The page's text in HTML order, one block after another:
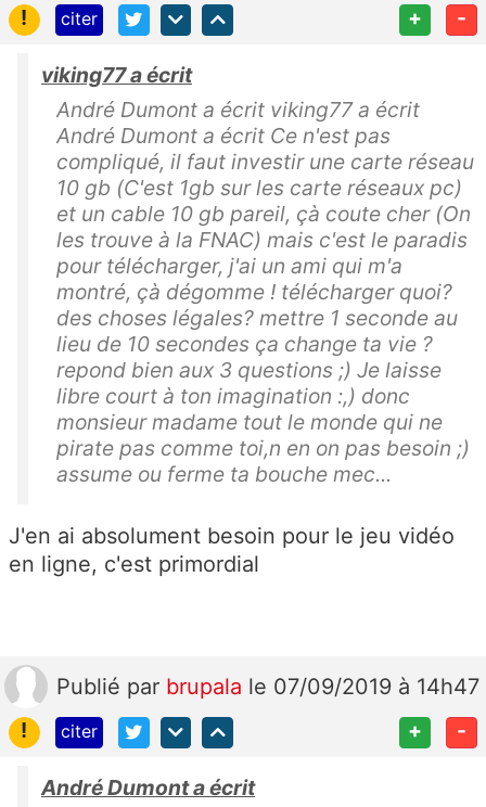
! citer + -
viking77 a écrit
André Dumont a écrit viking77 a écrit
André Dumont a écrit Ce n'est pas
compliqué, il faut investir une carte réseau
10 gb (C'est 1gb sur les carte réseaux pc)
et un cable 10 gb pareil, çà coute cher (On
les trouve à la FNAC) mais c'est le paradis
pour télécharger, j'ai un ami qui m'a
montré, çà dégomme ! télécharger quoi?
des choses légales? mettre 1 seconde au
lieu de 10 secondes ça change ta vie ?
repond bien aux 3 questions ;) Je laisse
libre court à ton imagination :,) donc
monsieur madame tout le monde qui ne
pirate pas comme toi,n en on pas besoin ;)
assume ou ferme ta bouche mec...
J'en ai absolument besoin pour le jeu vidéo
en ligne, c'est primordial
Publié par brupala le 07/09/2019 à 14h47
!
citer + -
André Dumont a écrit